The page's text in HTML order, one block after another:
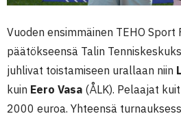
Vuoden ensimmäinen TEHO Sport
päätökseensä Talin
juhlivat toistamiseen urallaan niin
kuin Eero Vasa (ÅLK). Pelaajat
2000 euroa. Yhteensä